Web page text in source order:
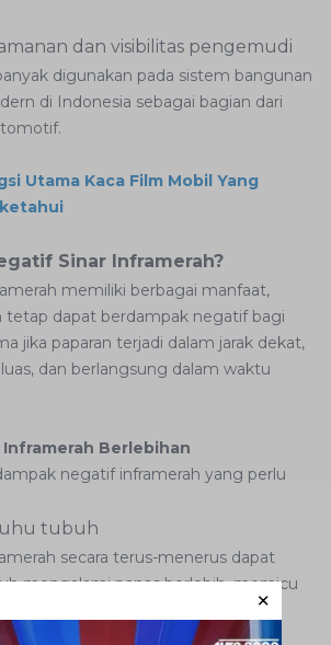
dan visibilitas pengemudi
digunakan pada sistem bangunan
di Indonesia sebagai bagian dari
Utama Kaca Film Mobil Yang
Sinar Inframerah?
memiliki berbagai manfaat,
tetap dapat berdampak negatif bagi
jika paparan terjadi dalam jarak dekat,
dan berlangsung dalam waktu
Inframerah Berlebihan
negatif inframerah yang perlu
tubuh
secara terus-menerus dapat
mengalami panas berlebih, memicu
gangguan kesehatan.
tubuh